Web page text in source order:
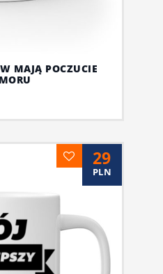
MAJĄ POCZUCIE
29
PLN